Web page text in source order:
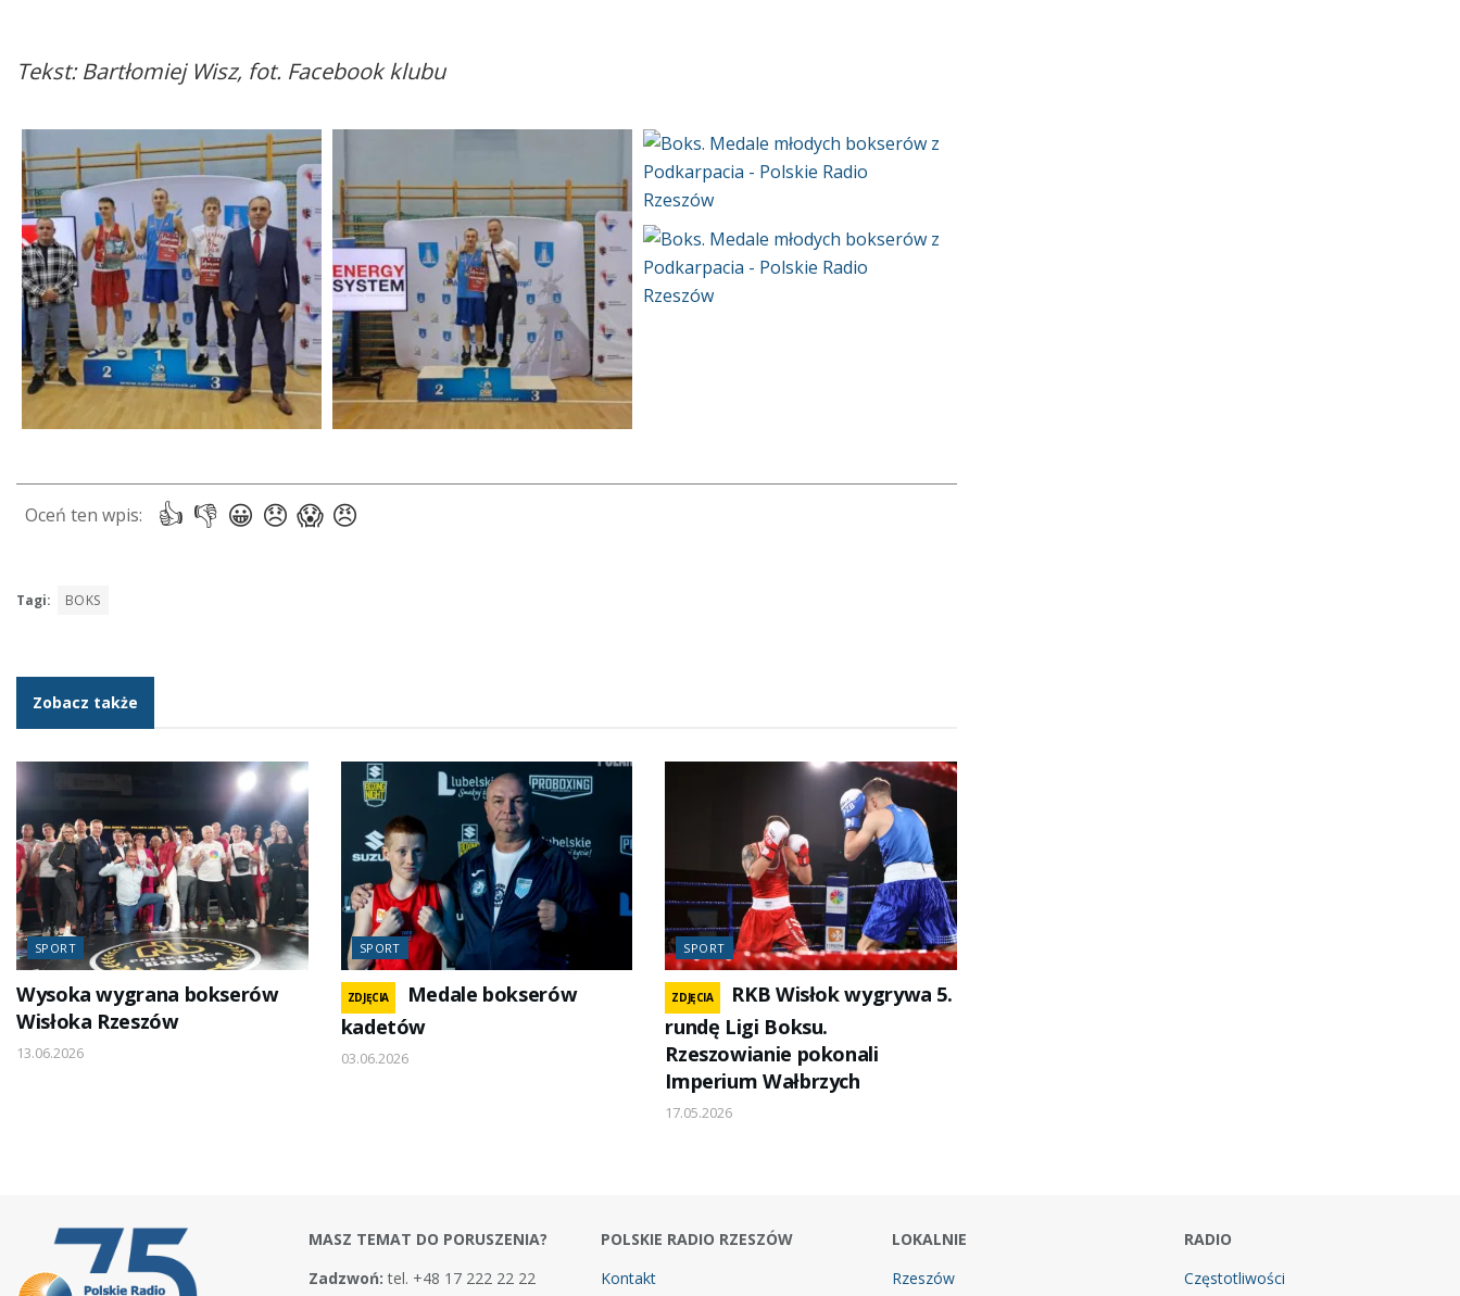
Tekst: Bartłomiej Wisz, fot. Facebook klubu
Tagi: BOKS
Zobacz także
SPORT
Wysoka wygrana bokserów
Wisłoka Rzeszów
13.06.2026
SPORT
ZDJĘCIA
Medale bokserów
kadetów
03.06.2026
SPORT
ZDJĘCIA
RKB Wisłok wygrywa 5.
rundę Ligi Boksu.
Rzeszowianie pokonali
Imperium Wałbrzych
17.05.2026
MASZ TEMAT DO PORUSZENIA?
Zadzwoń: tel. +48 17 222 22 22
POLSKIE RADIO RZESZÓW
Kontakt
LOKALNIE
Rzeszów
RADIO
Częstotliwości